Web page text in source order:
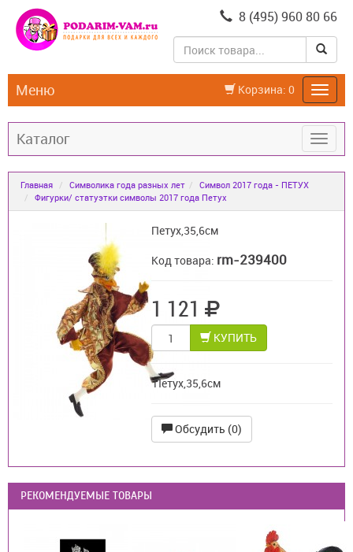
8 (495) 960 80 66
Корзина: 0
Меню
Каталог
Главная Символика года разных лет
Символ 2017 года - ПЕТУХ
Фигурки/ статуэтки символы 2017 года Петух
Петух,35,6см
Код товара: rm-239400
1 121
КУПИТЬ
Петух,35,6см
Обсудить (0)
РЕКОМЕНДУЕМЫЕ ТОВАРЫ